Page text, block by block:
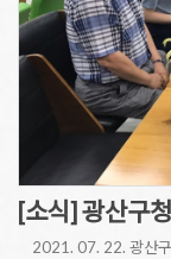
[소식] 광산구
2021. 07. 22. 광산구